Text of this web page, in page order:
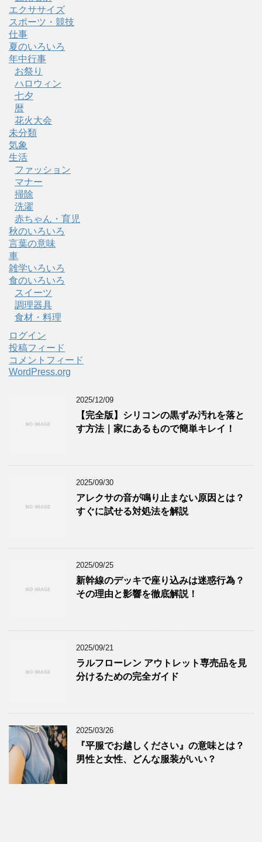
エクササイズ
スポーツ・競技
仕事
夏のいろいろ
年中行事
お祭り
ハロウィン
七夕
暦
花火大会
未分類
気象
生活
ファッション
マナー
掃除
洗濯
赤ちゃん・育児
秋のいろいろ
言葉の意味
車
雑学いろいろ
食のいろいろ
スイーツ
調理器具
食材・料理
ログイン
投稿フィード
コメントフィード
WordPress.org
2025/12/09
【完全版】シリコンの黒ずみ汚れを落と
す方法｜家にあるもので簡単キレイ！
2025/09/30
アレクサの音が鳴り止まない原因とは？
すぐに試せる対処法を解説
2025/09/25
新幹線のデッキで座り込みは迷惑行為？
その理由と影響を徹底解説！
2025/09/21
ラルフローレン アウトレット専売品を見
分けるための完全ガイド
2025/03/26
『平服でお越しください』の意味とは？
男性と女性、どんな服装がいい？